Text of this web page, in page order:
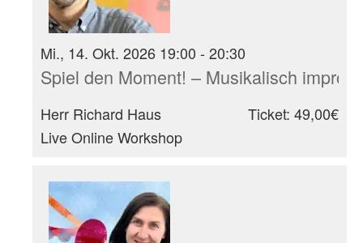
Mi., 14. Okt. 2026 19:00 - 20:30
Spiel den Moment! – Musikalisch
Herr Richard Haus
Live Online Workshop
Ticket: 49,00€